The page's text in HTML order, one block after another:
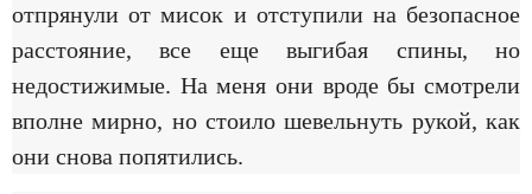
отпрянули от мисок и отступили на безопасное
расстояние, все еще выгибая спины, но
недостижимые. На меня они вроде бы смотрели
вполне мирно, но стоило шевельнуть рукой, как
они снова попятились.